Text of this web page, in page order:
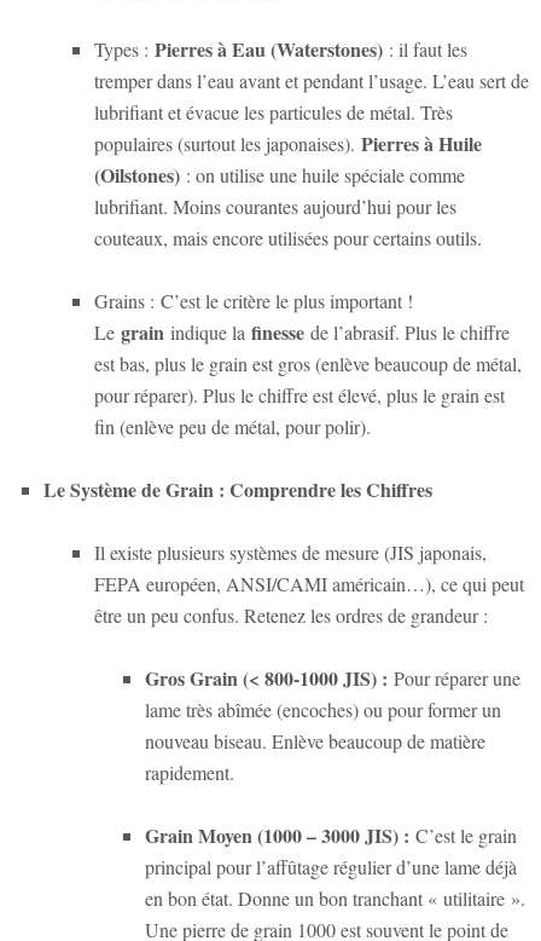
Types : Pierres à Eau (Waterstones) : il faut les
tremper dans l’eau avant et pendant l’usage. L’eau sert de
lubrifiant et évacue les particules de métal. Très
populaires (surtout les japonaises). Pierres à Huile
(Oilstones) : on utilise une huile spéciale comme
lubrifiant. Moins courantes aujourd’hui pour les
couteaux, mais encore utilisées pour certains outils.
Grains : C’est le critère le plus important !
Le grain indique la finesse de l’abrasif. Plus le chiffre
est bas, plus le grain est gros (enlève beaucoup de métal,
pour réparer). Plus le chiffre est élevé, plus le grain est
fin (enlève peu de métal, pour polir).
Le Système de Grain : Comprendre les Chiffres
Il existe plusieurs systèmes de mesure (JIS japonais,
FEPA européen, ANSI/CAMI américain…), ce qui peut
être un peu confus. Retenez les ordres de grandeur :
Gros Grain (< 800-1000 JIS) : Pour réparer une
lame très abîmée (encoches) ou pour former un
nouveau biseau. Enlève beaucoup de matière
rapidement.
Grain Moyen (1000 – 3000 JIS) : C’est le grain
principal pour l’affûtage régulier d’une lame déjà
en bon état. Donne un bon tranchant « utilitaire ».
Une pierre de grain 1000 est souvent le point de